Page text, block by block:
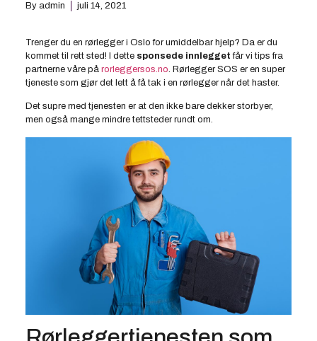
Byadmin juli 14, 2021
Trenger du en rørlegger i Oslo for umiddelbar hjelp? Da er du
kommet til rett sted! I dette sponsede innlegget får vi tips fra
partnerne våre på rorleggersos.no. Rørlegger SOS er en super
tjeneste som gjør det lett å få tak i en rørlegger når det haster.
Det supre med tjenesten er at den ikke bare dekker storbyer,
men også mange mindre tettsteder rundt om.